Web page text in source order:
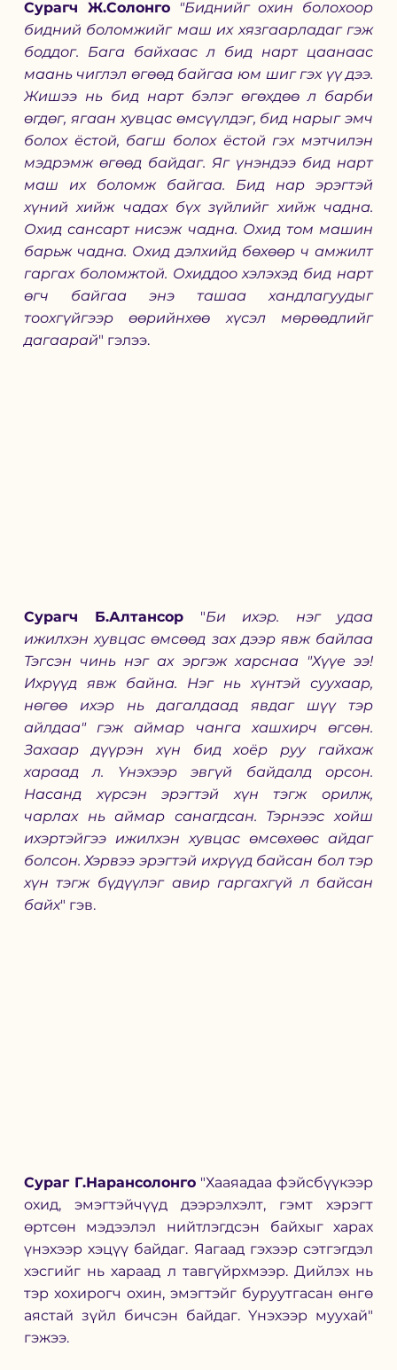
Сурагч Ж.Солонго "Биднийг охин болохоор
бидний боломжийг маш их хязгаарладаг гэж
боддог. Бага байхаас л бид нарт цаанаас
маань чиглэл өгөөд байгаа юм шиг гэх үү дээ.
Жишээ нь бид нарт бэлэг өгөхдөө л барби
өгдөг, ягаан хувцас өмсүүлдэг, бид нарыг эмч
болох ёстой, багш болох ёстой гэх мэтчилэн
мэдрэмж өгөөд байдаг. Яг үнэндээ бид нарт
маш их боломж байгаа. Бид нар эрэгтэй
хүний хийж чадах бүх зүйлийг хийж чадна.
Охид сансарт нисэж чадна. Охид том машин
барьж чадна. Охид дэлхийд бөхөөр ч амжилт
гаргах боломжтой. Охиддоо хэлэхэд бид нарт
өгч байгаа энэ ташаа хандлагуудыг
тоохгүйгээр өөрийнхөө хүсэл мөрөөдлийг
дагаарай" гэлээ.
Сурагч Б.Алтансор "Би ихэр. нэг удаа
ижилхэн хувцас өмсөөд зах дээр явж байлаа
Тэгсэн чинь нэг ах эргэж харснаа "Хүүе ээ!
Ихрүүд явж байна. Нэг нь хүнтэй суухаар,
нөгөө ихэр нь дагалдаад явдаг шүү тэр
айлдаа" гэж аймар чанга хашхирч өгсөн.
Захаар дүүрэн хүн бид хоёр руу гайхаж
хараад л. Үнэхээр эвгүй байдалд орсон.
Насанд хүрсэн эрэгтэй хүн тэгж орилж,
чарлах нь аймар санагдсан. Тэрнээс хойш
ихэртэйгээ ижилхэн хувцас өмсөхөөс айдаг
болсон. Хэрвээ эрэгтэй ихрүүд байсан бол тэр
хүн тэгж бүдүүлэг авир гаргахгүй л байсан
байх" гэв.
Сураг Г.Нарансолонго "Хааяадаа фэйсбүүкээр
охид, эмэгтэйчүүд дээрэлхэлт, гэмт хэрэгт
өртсөн мэдээлэл нийтлэгдсэн байхыг харах
үнэхээр хэцүү байдаг. Яагаад гэхээр сэтгэгдэл
хэсгийг нь хараад л тавгүйрхмээр. Дийлэх нь
тэр хохирогч охин, эмэгтэйг буруутгасан өнгө
аястай зүйл бичсэн байдаг. Үнэхээр муухай"
гэжээ.